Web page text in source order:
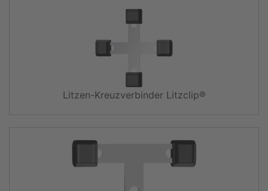
Litzen-Kreuzverbinder Litzclip®